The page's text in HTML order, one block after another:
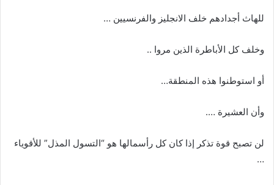
للهاث أجدادهم خلف الانجليز والفرنسيين …
وخلف كل الأباطرة الذين مروا ..
أو استوطنوا هذه المنطقة…
وأن العشيرة ….
لن تصبح قوة تذكر إذا كان كل رأسمالها هو “التسول المذل” للأقوياء
…